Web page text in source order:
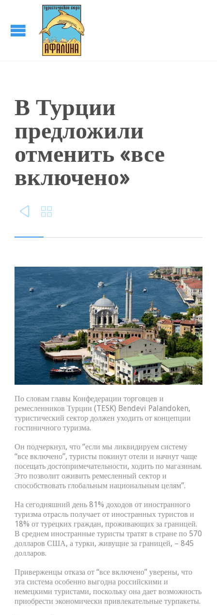
В Турции
предложили
отменить «все
включено»
 
По словам главы Конфедерации торговцев и
ремесленников Турции (TESK) Bendevi Palandoken,
туристический сектор должен уходить от концепции
гостиничного туризма.
Он подчеркнул, что “если мы ликвидируем систему
“все включено”, туристы покинут отели и начнут чаще
посещать достопримечательности, ходить по магазинам.
Это позволит оживить ремесленный сектор и
способствовать глобальным национальным целям”.
На сегодняшний день 81% доходов от иностранного
туризма отрасль получает от иностранных туристов и
18% от турецких граждан, проживающих за границей.
В среднем иностранные туристы тратят в стране по 570
долларов США, а турки, живущие за границей, – 845
долларов.
Приверженцы отказа от “все включено” уверены, что
эта система особенно выгодна российскими и
немецкими туристами, поскольку она дает возможность
приобрести экономически привлекательные турпакеты.